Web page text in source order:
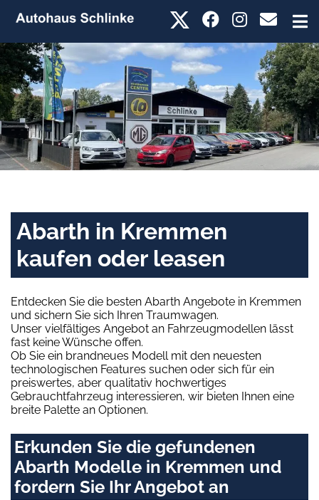
Abarth in Kremmen
kaufen oder leasen
Entdecken Sie die besten Abarth Angebote in Kremmen
und sichern Sie sich Ihren Traumwagen.
Unser vielfältiges Angebot an Fahrzeugmodellen lässt
fast keine Wünsche offen.
Ob Sie ein brandneues Modell mit den neuesten
technologischen Features suchen oder sich für ein
preiswertes, aber qualitativ hochwertiges
Gebrauchtfahrzeug interessieren, wir bieten Ihnen eine
breite Palette an Optionen.
Erkunden Sie die gefundenen
Abarth Modelle in Kremmen und
fordern Sie Ihr Angebot an